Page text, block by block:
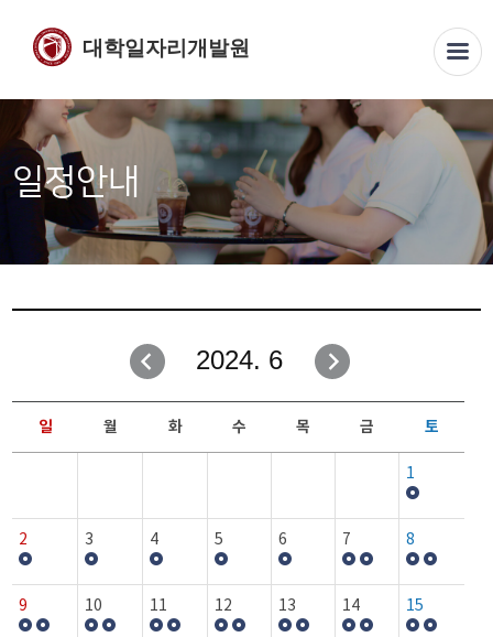
대학일자리개발원
일정안내
2024. 6
일 월 화 수 목 금 토
1
2 3 4 5 6 7 8
9 10 11 12 13 14 15